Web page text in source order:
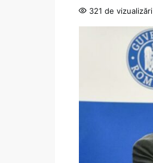
321 de vizualizări